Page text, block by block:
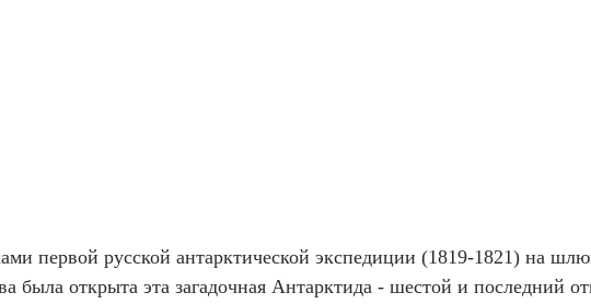
первой русской антарктической экспедиции (1819-1821)
была открыта эта загадочная Антарктида - шестой и последний